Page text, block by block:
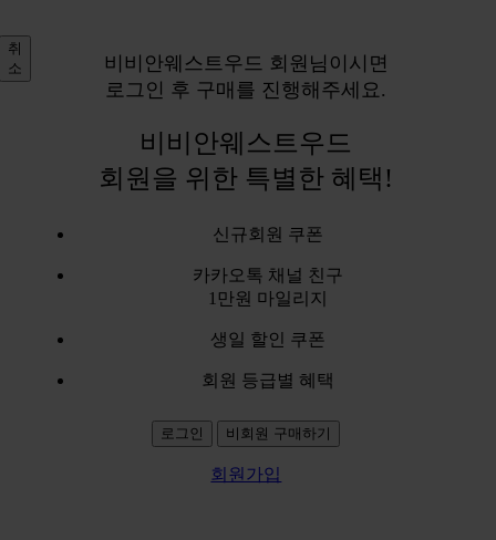
취
소
비비안웨스트우드 회원님이시면
로그인 후 구매를 진행해주세요.
비비안웨스트우드
회원을 위한 특별한 혜택!
신규회원 쿠폰
카카오톡 채널 친구
1만원 마일리지
생일 할인 쿠폰
회원 등급별 혜택
로그인 비회원 구매하기
회원가입